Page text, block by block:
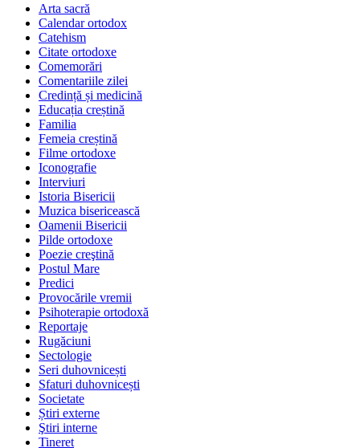
Arta sacră
Calendar ortodox
Catehism
Citate ortodoxe
Comemorări
Comentariile zilei
Credință și medicină
Educația creștină
Familia
Femeia creștină
Filme ortodoxe
Iconografie
Interviuri
Istoria Bisericii
Muzica bisericească
Oamenii Bisericii
Pilde ortodoxe
Poezie creştină
Postul Mare
Predici
Provocările vremii
Psihoterapie ortodoxă
Reportaje
Rugăciuni
Sectologie
Seri duhovnicești
Sfaturi duhovnicești
Societate
Știri externe
Ştiri interne
Tineret